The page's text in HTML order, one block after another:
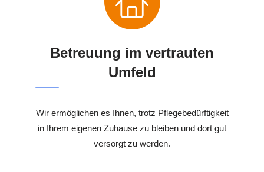
Betreuung im vertrauten
Umfeld
Wir ermöglichen es Ihnen, trotz Pflegebedürftigkeit
in Ihrem eigenen Zuhause zu bleiben und dort gut
versorgt zu werden.